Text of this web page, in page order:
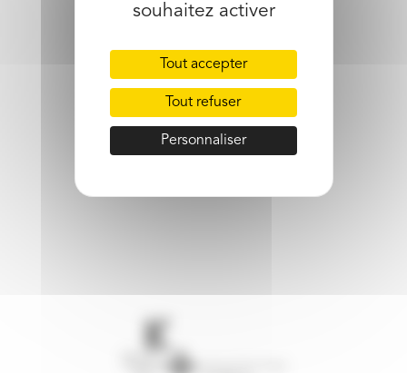
souhaitez activer
Tout accepter
Tout refuser
Personnaliser